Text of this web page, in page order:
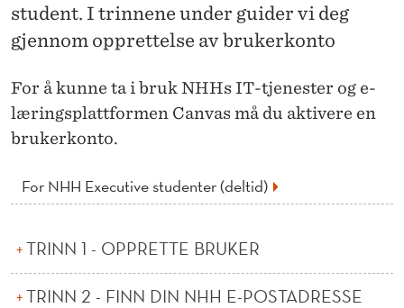
E
X
E
C
U
V
D
M
N
Y
S
T
E
D
Studier
Om NHH
Alumni
student. I trinnene under guider vi deg
gjennom opprettelse av brukerkonto
For å kunne ta i bruk NHHs IT-tjenester og e-
læringsplattformen Canvas må du aktivere en
brukerkonto.
For NHH Executive studenter (deltid)
TRINN 1 - OPPRETTE BRUKER
TRINN 2 - FINN DIN NHH E-POSTADRESSE